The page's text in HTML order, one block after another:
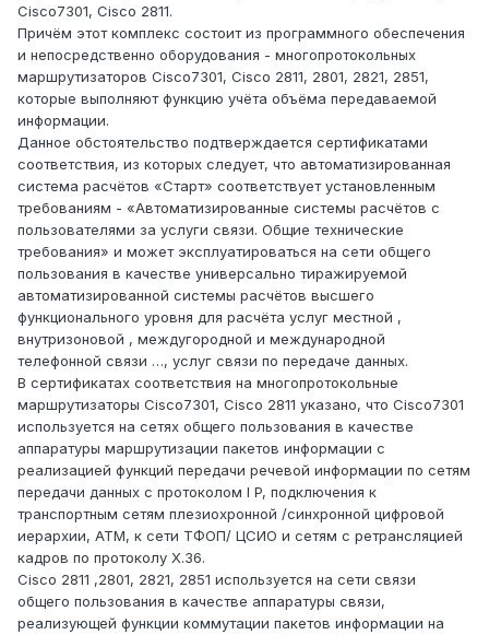
Cisco7301, Cisco 2811.
Причём этот комплекс состоит из программного обеспечения
и непосредственно оборудования - многопротокольных
маршрутизаторов Cisco7301, Cisco 2811, 2801, 2821, 2851,
которые выполняют функцию учёта объёма передаваемой
информации.
Данное обстоятельство подтверждается сертификатами
соответствия, из которых следует, что автоматизированная
система расчётов «Старт» соответствует установленным
требованиям - «Автоматизированные системы расчётов с
пользователями за услуги связи. Общие технические
требования» и может эксплуатироваться на сети общего
пользования в качестве универсально тиражируемой
автоматизированной системы расчётов высшего
функционального уровня для расчёта услуг местной ,
внутризоновой , междугородной и международной
телефонной связи …, услуг связи по передаче данных.
В сертификатах соответствия на многопротокольные
маршрутизаторы Cisco7301, Cisco 2811 указано, что Cisco7301
используется на сетях общего пользования в качестве
аппаратуры маршрутизации пакетов информации с
реализацией функций передачи речевой информации по сетям
передачи данных с протоколом I P, подключения к
транспортным сетям плезиохронной /синхронной цифровой
иерархии, АТМ, к сети ТФОП/ ЦСИО и сетям с ретрансляцией
кадров по протоколу Х.36.
Cisco 2811 ,2801, 2821, 2851 используется на сети связи
общего пользования в качестве аппаратуры связи,
реализующей функции коммутации пакетов информации на